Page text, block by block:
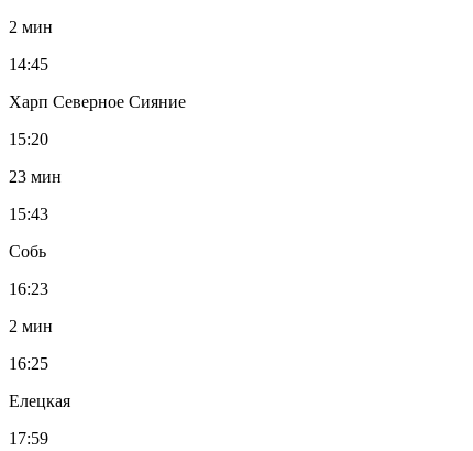
2 мин
14:45
Харп Северное Сияние
15:20
23 мин
15:43
Собь
16:23
2 мин
16:25
Елецкая
17:59